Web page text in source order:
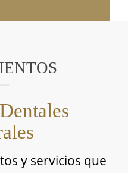
y servicios que